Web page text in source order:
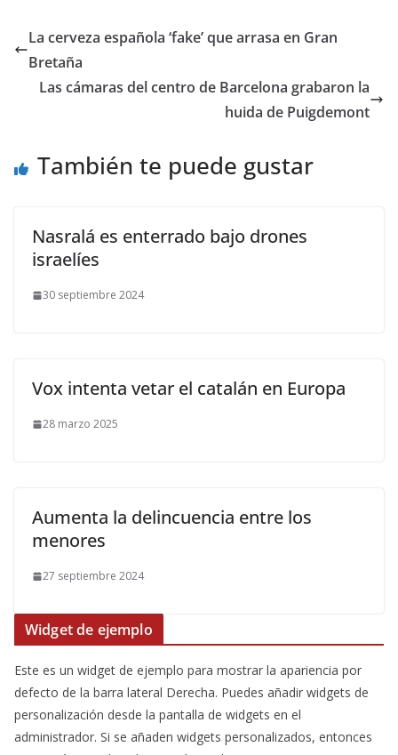
La cerveza española ‘fake’ que arrasa en Gran
Bretaña
Las cámaras del centro de Barcelona grabaron la
huida de Puigdemont
También te puede gustar
Nasralá es enterrado bajo drones
israelíes
30 septiembre 2024
Vox intenta vetar el catalán en Europa
28 marzo 2025
Aumenta la delincuencia entre los
menores
27 septiembre 2024
Widget de ejemplo
Este es un widget de ejemplo para mostrar la apariencia por
defecto de la barra lateral Derecha. Puedes añadir widgets de
personalización desde la pantalla de widgets en el
administrador. Si se añaden widgets personalizados, entonces